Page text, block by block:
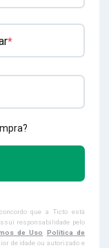
*
que a Ticto está
responsabilidade pelo
de Uso
Política de
de idade ou autorizado e